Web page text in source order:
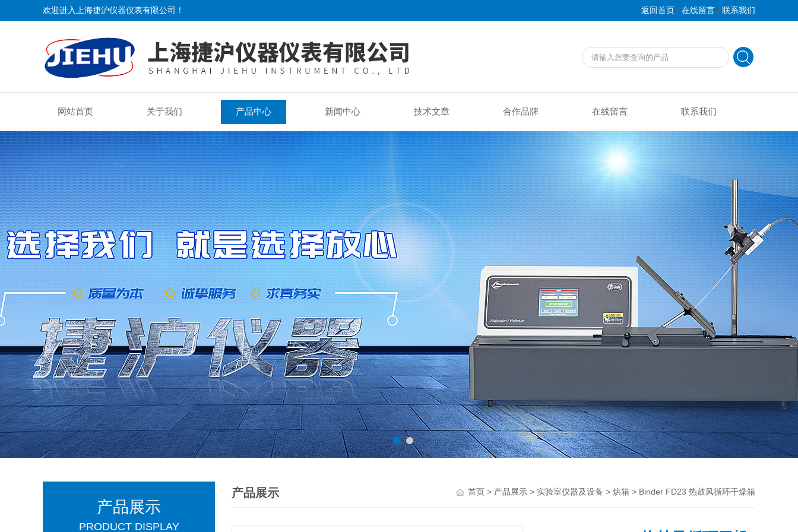
欢迎进入上海捷沪仪器仪表有限公司！ 返回首页 | 在线留言 | 联系我们
网站首页 关于我们 产品中心 新闻中心 技术文章 合作品牌 在线留言 联系我们
产品展示
PRODUCT DISPLAY
产品展示 首页 > 产品展示 > 实验室仪器及设备 > 烘箱 > Binder FD23 热鼓风循环干燥箱